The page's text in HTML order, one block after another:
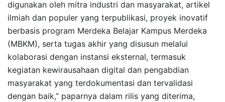
digunakan oleh mitra industri dan masyarakat, artikel
ilmiah dan populer yang terpublikasi, proyek inovatif
berbasis program Merdeka Belajar Kampus Merdeka
(MBKM), serta tugas akhir yang disusun melalui
kolaborasi dengan instansi eksternal, termasuk
kegiatan kewirausahaan digital dan pengabdian
masyarakat yang terdokumentasi dan tervalidasi
dengan baik,” paparnya dalam rilis yang diterima,